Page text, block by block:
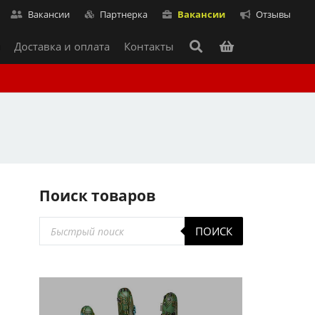
Вакансии Партнерка Вакансии Отзывы
Доставка и оплата Контакты
Поиск товаров
Поиск
товаров
ПОИСК